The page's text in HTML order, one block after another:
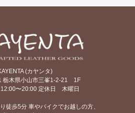
(カヤンタ)
栃木県小山市三峯1-2-21 1F
〜20:00 定休日 木曜日
徒歩5分 車やバイクでお越しの方、